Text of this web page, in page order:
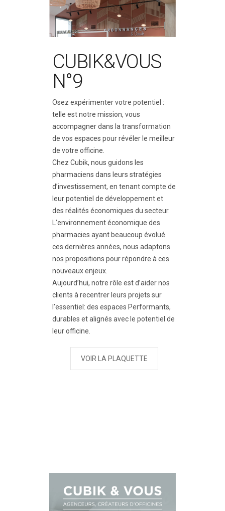
CUBIK&VOUS
N°9
Osez expérimenter votre potentiel :
telle est notre mission, vous
accompagner dans la transformation
de vos espaces pour révéler le meilleur
de votre officine.
Chez Cubik, nous guidons les
pharmaciens dans leurs stratégies
d’investissement, en tenant compte de
leur potentiel de développement et
des réalités économiques du secteur.
L’environnement économique des
pharmacies ayant beaucoup évolué
ces dernières années, nous adaptons
nos propositions pour répondre à ces
nouveaux enjeux.
Aujourd’hui, notre rôle est d’aider nos
clients à recentrer leurs projets sur
l’essentiel: des espaces Performants,
durables et alignés avec le potentiel de
leur officine.
VOIR LA PLAQUETTE